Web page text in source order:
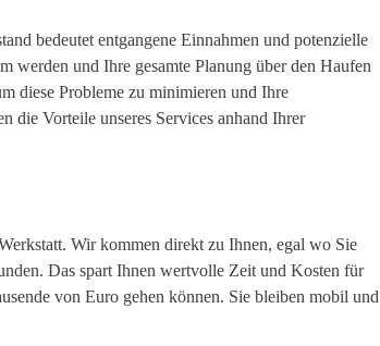
bedeutet entgangene Einnahmen und potenzielle
werden und Ihre gesamte Planung über den Haufen
diese Probleme zu minimieren und Ihre
die Vorteile unseres Services anhand Ihrer
Wir kommen direkt zu Ihnen, egal wo Sie
Das spart Ihnen wertvolle Zeit und Kosten für
von Euro gehen können. Sie bleiben mobil und